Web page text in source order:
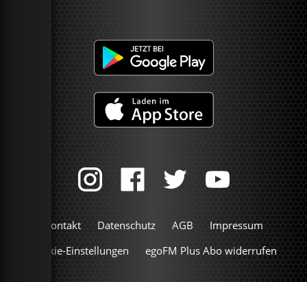
Kontakt Datenschutz AGB
Impressum
Cookie-Einstellungen
egoFM Plus Abo widerrufen